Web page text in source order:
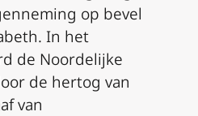
op bevel
In het
de Noordelijke
de hertog van
van